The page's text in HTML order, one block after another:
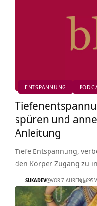
ENTSPANNUNG
spüren und
Anleitung
Tiefe Entspannung,
den Körper Zugang zu
SUKADEV VOR 7 JAHREN 695